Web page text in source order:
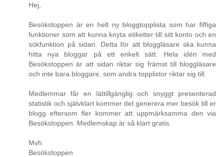
Hej,
Besökstoppen är en helt ny bloggtopplista som har fiffiga
funktioner som att kunna knyta etiketter till sitt konto och en
sökfunktion på sidan. Detta för att bloggläsare ska kunna
hitta nya bloggar på ett enkelt sätt. Hela idén med
Besökstoppen är att sidan riktar sig främst till bloggläsare
och inte bara bloggare, som andra topplistor riktar sig till.
Medlemmar får en lättillgänglig och snyggt presenterad
statistik och självklart kommer det generera mer besök till er
blogg eftersom fler kommer att uppmärksamma den via
Besökstoppen. Medlemskap är så klart gratis.
Mvh
Besökstoppen